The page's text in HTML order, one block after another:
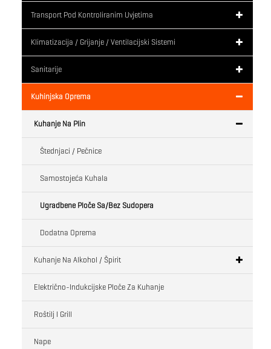
Transport Pod Kontroliranim Uvjetima
Klimatizacija / Grijanje / Ventilacijski Sistemi
Sanitarije
Kuhinjska Oprema
Kuhanje Na Plin
Štednjaci / Pečnice
Samostojeća Kuhala
Ugradbene Ploče Sa/bez Sudopera
Dodatna Oprema
Kuhanje Na Alkohol / Špirit
Električno-Indukcijske Ploče Za Kuhanje
Roštilj I Grill
Nape